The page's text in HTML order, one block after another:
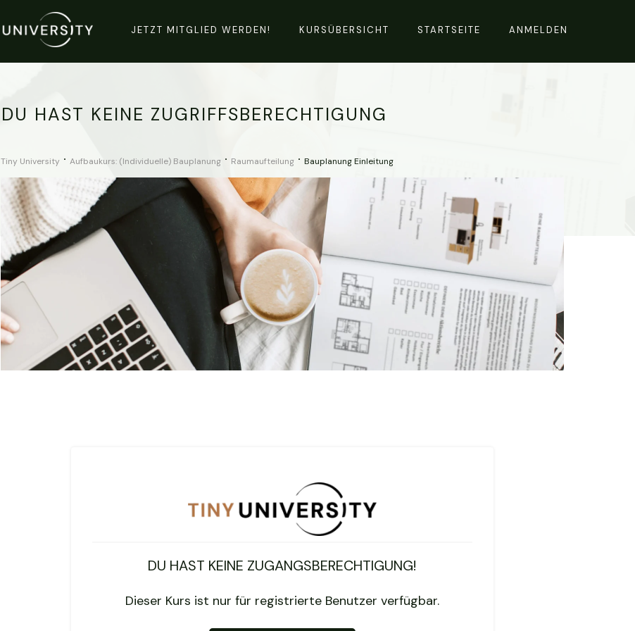
JETZT MITGLIED WERDEN! KURSÜBERSICHT STARTSEITE ANMELDEN
DU HAST KEINE ZUGRIFFSBERECHTIGUNG
Tiny University Aufbaukurs: (Individuelle) Bauplanung Raumaufteilung Bauplanung Einleitung
DU HAST KEINE ZUGANGSBERECHTIGUNG!
Dieser Kurs ist nur für registrierte Benutzer verfügbar.